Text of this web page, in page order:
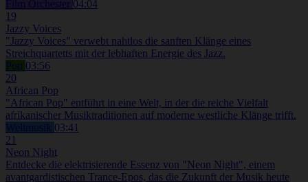
04:04
19
Jazzy Voices
"Jazzy Voices" verwebt nahtlos die sanften Klänge eines
Streichquartetts mit der lebhaften Energie des Jazz.
Pop 03:56
20
African Pop
"African Pop" entführt in eine Welt, in der die reiche Vielfalt
afrikanischer Musiktraditionen auf moderne westliche Klänge trifft.
03:41
21
Neon Night
Entdecke die elektrisierende Essenz von "Neon Night", einem
avantgardistischen Trance-Epos, das die Zukunft der Musik heute